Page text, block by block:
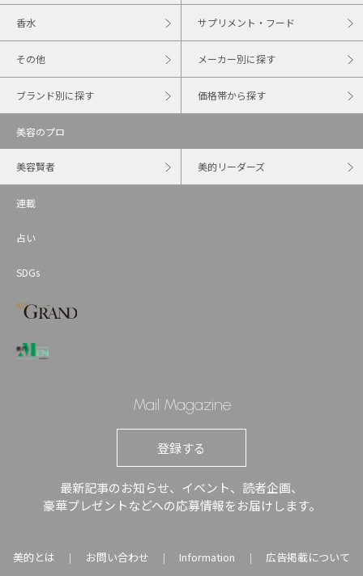
香水 サプリメント・フード
その他 メーカー別に探す
ブランド別に探す 価格帯から探す
美容のプロ
美容賢者 美的リーダーズ
連載
占い
SDGs
Mail Magazine
登録する
最新記事のお知らせ、イベント、読者企画、
豪華プレゼントなどへの応募情報をお届けします。
美的とは ｜ お問い合わせ ｜ Information ｜ 広告掲載について